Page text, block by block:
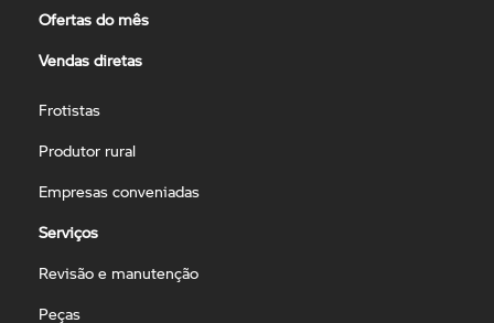
Ofertas do mês
Vendas diretas
Frotistas
Produtor rural
Empresas conveniadas
Serviços
Revisão e manutenção
Peças